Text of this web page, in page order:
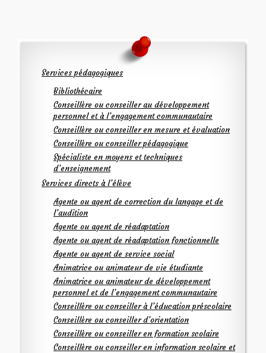
Services pédagogiques
Bibliothécaire
Conseillère ou conseiller au développement
personnel et à l’engagement communautaire
Conseillère ou conseiller en mesure et évaluation
Conseillère ou conseiller pédagogique
Spécialiste en moyens et techniques
d’enseignement
Services directs à l’élève
Agente ou agent de correction du langage et de
l’audition
Agente ou agent de réadaptation
Agente ou agent de réadaptation fonctionnelle
Agente ou agent de service social
Animatrice ou animateur de vie étudiante
Animatrice ou animateur de développement
personnel et de l’engagement communautaire
Conseillère ou conseiller à l’éducation préscolaire
Conseillère ou conseiller d’orientation
Conseillère ou conseiller en formation scolaire
Conseillère ou conseiller en information scolaire et